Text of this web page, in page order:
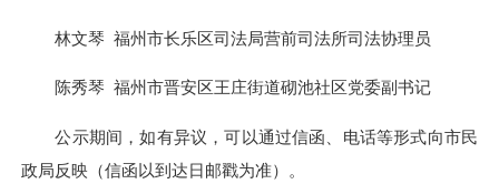
林文琴 福州市长乐区司法局营前司法所司法协理员
陈秀琴 福州市晋安区王庄街道砌池社区党委副书记
公示期间，如有异议，可以通过信函、电话等形式向市民
政局反映（信函以到达日邮戳为准）。